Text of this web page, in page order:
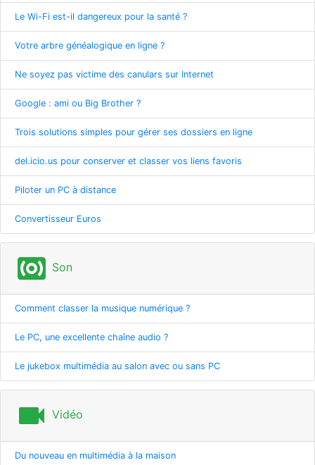
Le Wi-Fi est-il dangereux pour la santé ?
Votre arbre généalogique en ligne ?
Ne soyez pas victime des canulars sur Internet
Google : ami ou Big Brother ?
Trois solutions simples pour gérer ses dossiers en ligne
del.icio.us pour conserver et classer vos liens favoris
Piloter un PC à distance
Convertisseur Euros
surround_sound Son
Comment classer la musique numérique ?
Le PC, une excellente chaîne audio ?
Le jukebox multimédia au salon avec ou sans PC
videocam Vidéo
Du nouveau en multimédia à la maison